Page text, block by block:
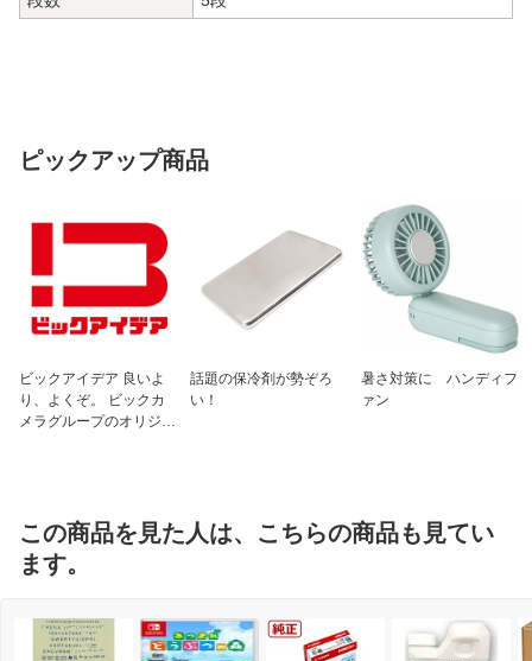
ピックアップ商品
ビックアイデア 良いよ
り、よくぞ。 ビックカ
メラグループのオリジナ
話題の保冷剤が勢ぞろ
い！
暑さ対策に ハンディフ
ァン
この商品を見た人は、こちらの商品も見てい
ます。